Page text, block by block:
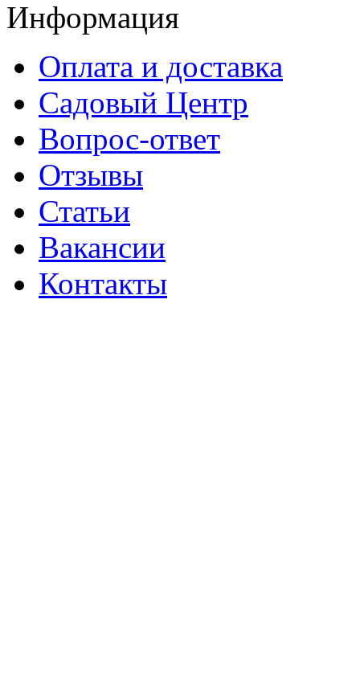
Информация
Оплата и доставка
Садовый Центр
Вопрос-ответ
Отзывы
Статьи
Вакансии
Контакты